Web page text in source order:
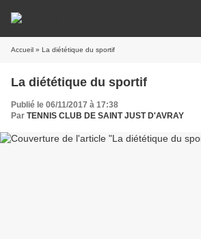
Accueil » La diététique du sportif
La diététique du sportif
Publié le 06/11/2017 à 17:38
Par TENNIS CLUB DE SAINT JUST D'AVRAY